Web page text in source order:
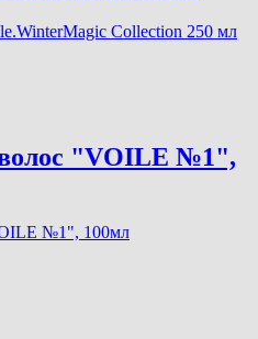
"VOILE №1",